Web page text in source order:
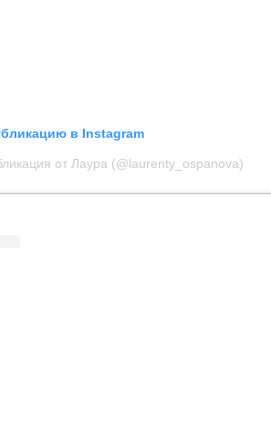
в Instagram
от Лаура (@laurenty_ospanova)